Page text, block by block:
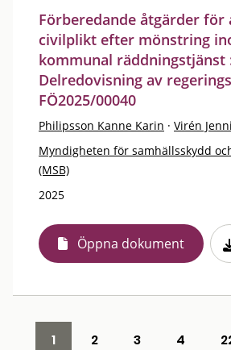
Förberedande åtgärder
civilplikt efter mönstring
kommunal räddningstjänst
Delredovisning av
FÖ2025/00040
Philipsson Kanne Karin · Virén
Myndigheten för samhällsskydd
(MSB)
2025
Öppna dokument
1 2 3 4